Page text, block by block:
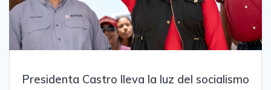
Presidenta Castro lleva la luz del socialismo